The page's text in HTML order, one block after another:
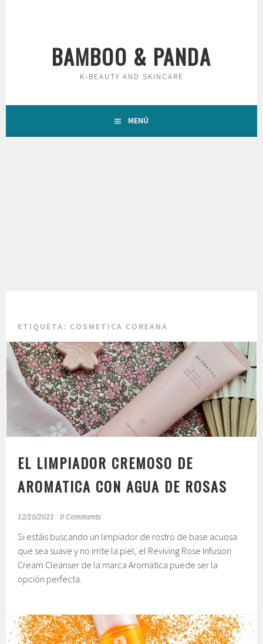
BAMBOO & PANDA
K-BEAUTY AND SKINCARE
MENÚ
ETIQUETA: COSMETICA COREANA
EL LIMPIADOR CREMOSO DE
AROMATICA CON AGUA DE ROSAS
12/10/2021 0 Comments
Si estáis buscando un limpiador de rostro de base acuosa
que sea suave y no irrite la piel, el Reviving Rose Infusion
Cream Cleanser de la marca Aromatica puede ser la
opción perfecta.